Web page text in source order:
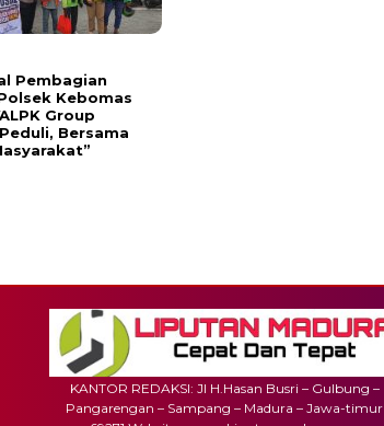
Pembagian
Kebomas
Group
Bersama
KANTOR REDAKSI: Jl H.Hasan Busri – Gulbung –
Pangarengan – Sampang – Madura – Jawa-timur